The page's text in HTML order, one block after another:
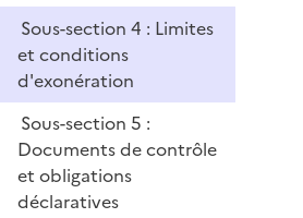
Sous-section 4 : Limites
et conditions
d'exonération
Sous-section 5 :
Documents de contrôle
et obligations
déclaratives